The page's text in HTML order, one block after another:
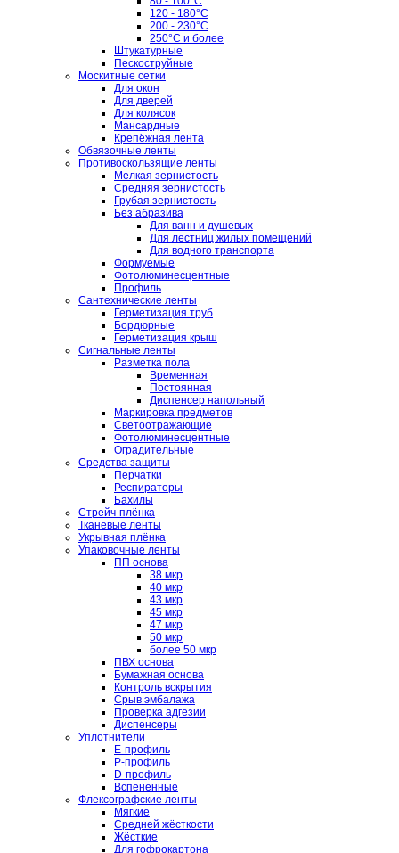
120 - 180°C
200 - 230°C
250°C и более
Штукатурные
Пескоструйные
Москитные сетки
Для окон
Для дверей
Для колясок
Мансардные
Крепёжная лента
Обвязочные ленты
Противоскользящие ленты
Мелкая зернистость
Средняя зернистость
Грубая зернистость
Без абразива
Для ванн и душевых
Для лестниц жилых помещений
Для водного транспорта
Формуемые
Фотолюминесцентные
Профиль
Сантехнические ленты
Герметизация труб
Бордюрные
Герметизация крыш
Сигнальные ленты
Разметка пола
Временная
Постоянная
Диспенсер напольный
Маркировка предметов
Светоотражающие
Фотолюминесцентные
Оградительные
Средства защиты
Перчатки
Респираторы
Бахилы
Стрейч-плёнка
Тканевые ленты
Укрывная плёнка
Упаковочные ленты
ПП основа
38 мкр
40 мкр
43 мкр
45 мкр
47 мкр
50 мкр
более 50 мкр
ПВХ основа
Бумажная основа
Контроль вскрытия
Срыв эмбалажа
Проверка адгезии
Диспенсеры
Уплотнители
E-профиль
P-профиль
D-профиль
Вспененные
Флексографские ленты
Мягкие
Средней жёсткости
Жёсткие
Для гофрокартона